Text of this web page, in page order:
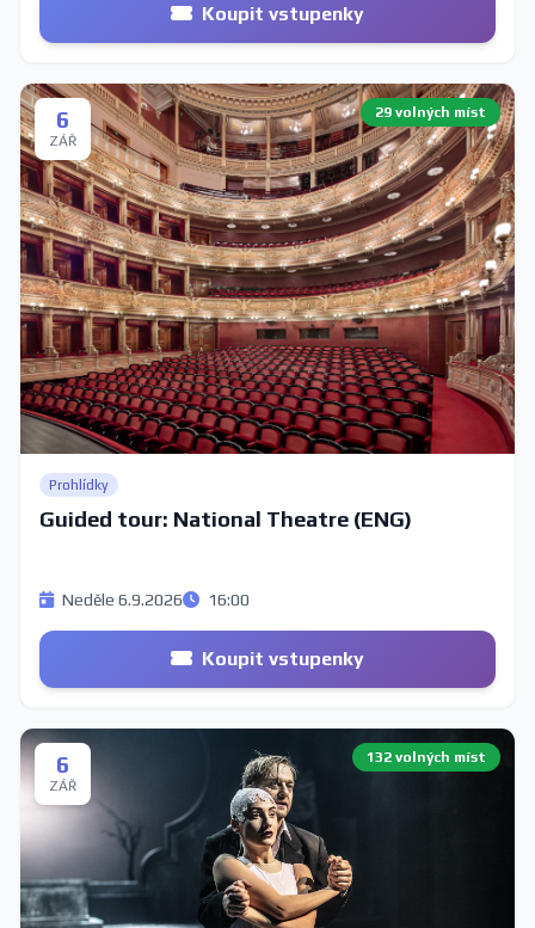
Koupit vstupenky
6
ZÁŘ
29 volných míst
Prohlídky
Guided tour: National Theatre (ENG)
Neděle 6.9.2026 16:00
Koupit vstupenky
6
ZÁŘ
132 volných míst